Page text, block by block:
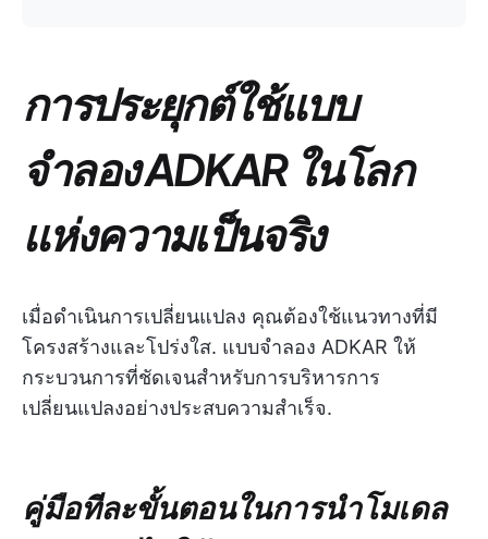
การประยุกต์ใช้แบบ
จำลอง ADKAR ในโลก
แห่งความเป็นจริง
เมื่อดำเนินการเปลี่ยนแปลง คุณต้องใช้แนวทางที่มี
โครงสร้างและโปร่งใส. แบบจำลอง ADKAR ให้
กระบวนการที่ชัดเจนสำหรับการบริหารการ
เปลี่ยนแปลงอย่างประสบความสำเร็จ.
คู่มือทีละขั้นตอนในการนำโมเดล